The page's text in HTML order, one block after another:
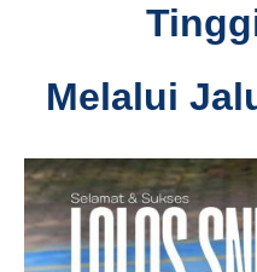
Melalui